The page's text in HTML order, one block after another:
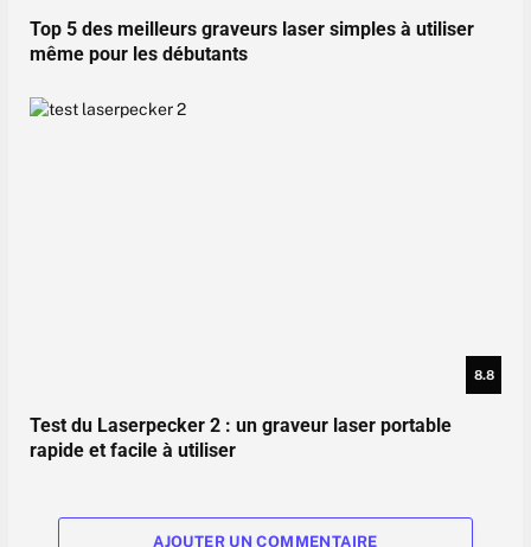
Top 5 des meilleurs graveurs laser simples à utiliser
même pour les débutants
8.8
Test du Laserpecker 2 : un graveur laser portable
rapide et facile à utiliser
AJOUTER UN COMMENTAIRE